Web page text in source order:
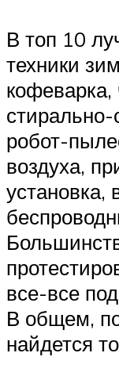
В топ 10
техники
кофеварка,
робот-
воздуха,
установка,
все-все
В общем,
найдется